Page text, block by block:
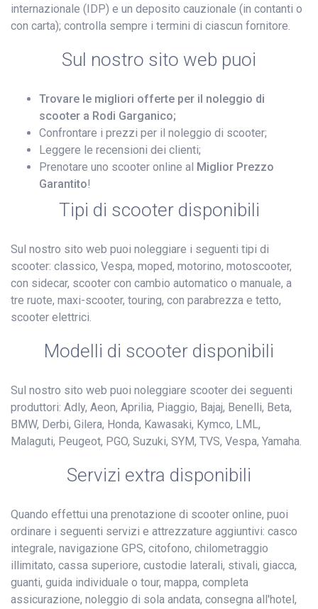
internazionale (IDP) e un deposito cauzionale (in contanti o
con carta); controlla sempre i termini di ciascun fornitore.
Sul nostro sito web puoi
Trovare le migliori offerte per il noleggio di
scooter a Rodi Garganico;
Confrontare i prezzi per il noleggio di scooter;
Leggere le recensioni dei clienti;
Prenotare uno scooter online al Miglior Prezzo
Garantito!
Tipi di scooter disponibili
Sul nostro sito web puoi noleggiare i seguenti tipi di
scooter: classico, Vespa, moped, motorino, motoscooter,
con sidecar, scooter con cambio automatico o manuale, a
tre ruote, maxi-scooter, touring, con parabrezza e tetto,
scooter elettrici.
Modelli di scooter disponibili
Sul nostro sito web puoi noleggiare scooter dei seguenti
produttori: Adly, Aeon, Aprilia, Piaggio, Bajaj, Benelli, Beta,
BMW, Derbi, Gilera, Honda, Kawasaki, Kymco, LML,
Malaguti, Peugeot, PGO, Suzuki, SYM, TVS, Vespa, Yamaha.
Servizi extra disponibili
Quando effettui una prenotazione di scooter online, puoi
ordinare i seguenti servizi e attrezzature aggiuntivi: casco
integrale, navigazione GPS, citofono, chilometraggio
illimitato, cassa superiore, custodie laterali, stivali, giacca,
guanti, guida individuale o tour, mappa, completa
assicurazione, noleggio di sola andata, consegna all'hotel,